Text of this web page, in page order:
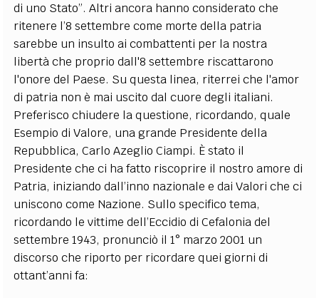
di uno Stato”. Altri ancora hanno considerato che
ritenere l’8 settembre come morte della patria
sarebbe un insulto ai combattenti per la nostra
libertà che proprio dall'8 settembre riscattarono
l'onore del Paese. Su questa linea, riterrei che l'amor
di patria non è mai uscito dal cuore degli italiani.
Preferisco chiudere la questione, ricordando, quale
Esempio di Valore, una grande Presidente della
Repubblica, Carlo Azeglio Ciampi. È stato il
Presidente che ci ha fatto riscoprire il nostro amore di
Patria, iniziando dall’inno nazionale e dai Valori che ci
uniscono come Nazione. Sullo specifico tema,
ricordando le vittime dell’Eccidio di Cefalonia del
settembre 1943, pronunciò il 1° marzo 2001 un
discorso che riporto per ricordare quei giorni di
ottant’anni fa: